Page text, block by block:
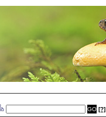
[?]